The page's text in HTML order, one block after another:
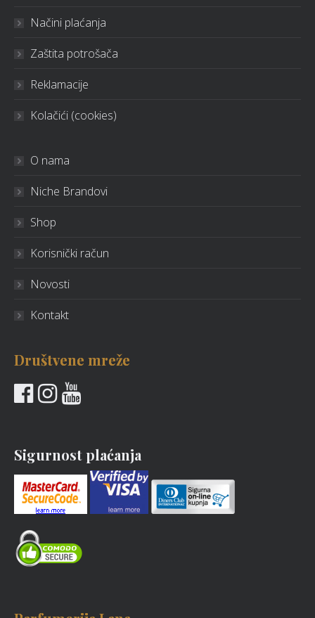
Načini plaćanja
Zaštita potrošača
Reklamacije
Kolačići (cookies)
O nama
Niche Brandovi
Shop
Korisnički račun
Novosti
Kontakt
Društvene mreže
Sigurnost plaćanja